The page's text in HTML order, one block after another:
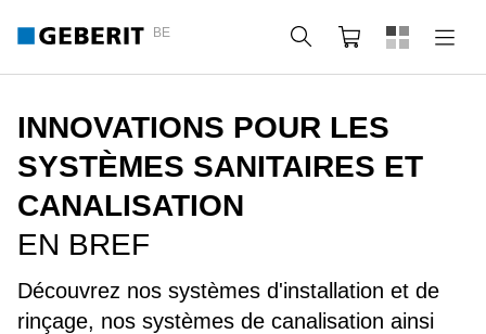
BE Rechercher
Panier
INNOVATIONS POUR LES
SYSTÈMES SANITAIRES ET
CANALISATION
EN BREF
Découvrez nos systèmes d'installation et de
rinçage, nos systèmes de canalisation ainsi